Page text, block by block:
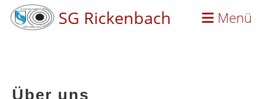
SG Rickenbach Menü
Über uns